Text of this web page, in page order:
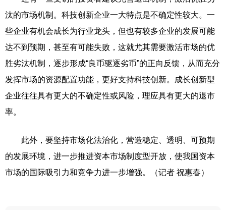
汰的市场机制。科技创新企业一大特点是不确定性较大。一
些企业有机会成长为行业龙头，但也有较多企业的发展可能
达不到预期，甚至有可能失败，这就尤其需要激活市场的优
胜劣汰机制，逐步形成“良币驱逐劣币”的正向反馈，从而充分
发挥市场的资源配置功能，更好支持科技创新。成长创新型
企业往往具有更大的不确定性或风险，理应具有更大的退市
率。
此外，要坚持市场化法治化，营造稳定、透明、可预期
的发展环境，进一步推进资本市场制度型开放，使我国资本
市场的国际吸引力和竞争力进一步增强。（记者 祝惠春）